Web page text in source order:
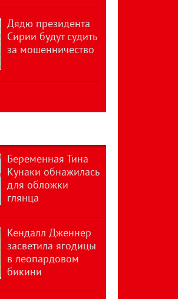
Дядю президента
Сирии будут судить
за мошенничество
Беременная Тина
Кунаки обнажилась
для обложки
глянца
Кендалл Дженнер
засветила ягодицы
в леопардовом
бикини